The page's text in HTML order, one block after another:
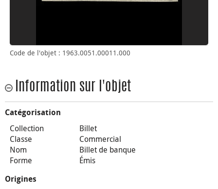
Code de l'objet : 1963.0051.00011.000
Information sur l'objet
Catégorisation
Collection
Billet
Classe
Commercial
Nom
Billet de banque
Forme
Émis
Origines